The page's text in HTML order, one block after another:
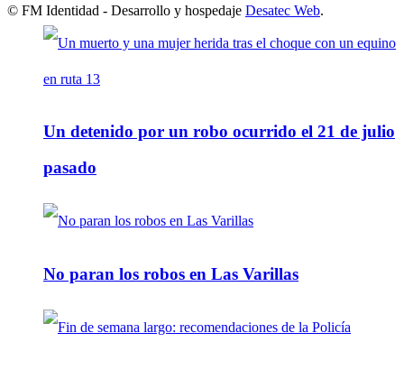
Un detenido por un robo ocurrido el 21 de julio
pasado
No paran los robos en Las Varillas
© FM Identidad - Desarrollo y hospedaje Desatec Web.